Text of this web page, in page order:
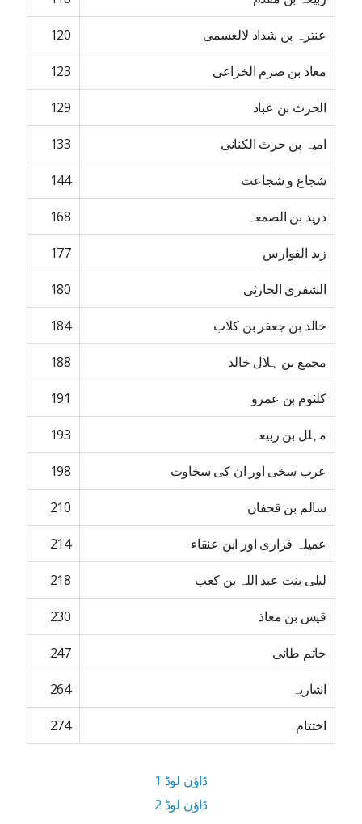
عنترہ بن شداد لالعسمی 120
معاذ بن صرم الخزاعی 123
الحرث بن عباد 129
امیہ بن حرث الکنانی 133
شجاع و شجاعت 144
درید بن الصمعہ 168
زید الفوارس 177
الشفری الحارثی 180
خالد بن جعفر بن کلاب 184
مجمع بن ہلال خالد 188
کلثوم بن عمرو 191
مہلل بن ربیعہ 193
عرب سخی اور ان کی سخاوت 198
سالم بن قحفان 210
عمیلہ فزاری اور ابن عنقاء 214
لیلی بنت عبد اللہ بن کعب 218
قیس بن معاذ 230
حاتم طائی 247
اشاریہ 264
اختتام 274
ڈاؤن لوڈ 1
ڈاؤن لوڈ 2